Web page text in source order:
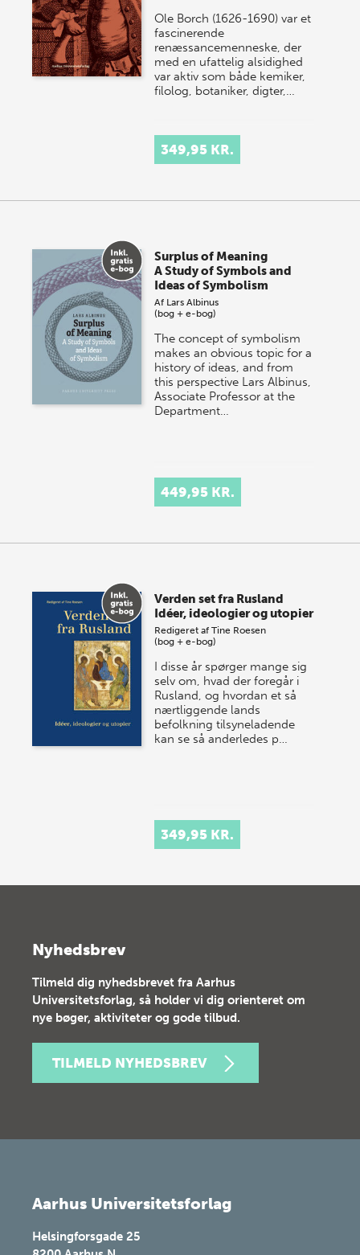
Ole Borch (1626-1690) var et
fascinerende
renæssancemenneske, der
med en ufattelig alsidighed
var aktiv som både kemiker,
filolog, botaniker, digter,…
349,95 KR.
Surplus of Meaning
A Study of Symbols and
Ideas of Symbolism
Af Lars Albinus
(bog + e-bog)
The concept of symbolism
makes an obvious topic for a
history of ideas, and from
this perspective Lars Albinus,
Associate Professor at the
Department…
449,95 KR.
Verden set fra Rusland
Idéer, ideologier og utopier
Redigeret afTine Roesen
(bog + e-bog)
I disse år spørger mange sig
selv om, hvad der foregår i
Rusland, og hvordan et så
nærtliggende lands
befolkning tilsyneladende
kan se så anderledes p…
349,95 KR.
Nyhedsbrev
Tilmeld dig nyhedsbrevet fra Aarhus
Universitetsforlag, så holder vi dig orienteret om
nye bøger, aktiviteter og gode tilbud.
TILMELD NYHEDSBREV
Aarhus Universitetsforlag
Helsingforsgade 25